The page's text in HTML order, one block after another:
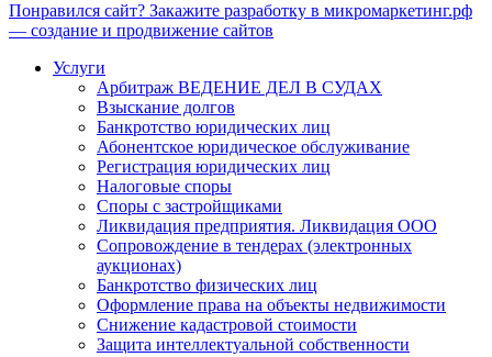
Понравился сайт? Закажите разработку в микромаркетинг.рф
— создание и продвижение сайтов
Услуги
Арбитраж ВЕДЕНИЕ ДЕЛ В СУДАХ
Взыскание долгов
Банкротство юридических лиц
Абонентское юридическое обслуживание
Регистрация юридических лиц
Налоговые споры
Споры с застройщиками
Ликвидация предприятия. Ликвидация ООО
Сопровождение в тендерах (электронных
аукционах)
Банкротство физических лиц
Оформление права на объекты недвижимости
Снижение кадастровой стоимости
Защита интеллектуальной собственности